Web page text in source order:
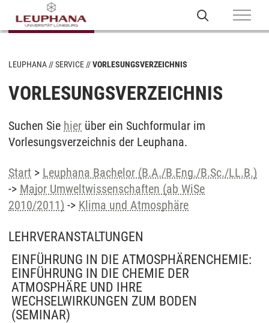
LEUPHANA SERVICE VORLESUNGSVERZEICHNIS
VORLESUNGSVERZEICHNIS
Suchen Sie hier über ein Suchformular im
Vorlesungsverzeichnis der Leuphana.
Start > Leuphana Bachelor (B.A./B.Eng./B.Sc./LL.B.)
-> Major Umweltwissenschaften (ab WiSe
2010/2011) -> Klima und Atmosphäre
LEHRVERANSTALTUNGEN
EINFÜHRUNG IN DIE ATMOSPHÄRENCHEMIE:
EINFÜHRUNG IN DIE CHEMIE DER
ATMOSPHÄRE UND IHRE
WECHSELWIRKUNGEN ZUM BODEN
(SEMINAR)